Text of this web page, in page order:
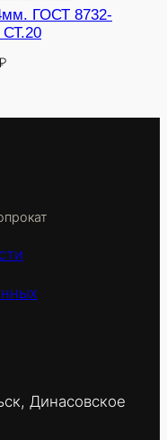
ГОСТ 8732-
СТ.20
Динасовское